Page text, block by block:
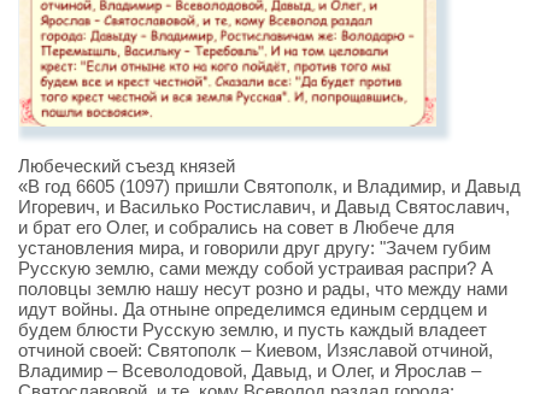
Любеческий съезд князей
«В год 6605 (1097) пришли Святополк, и Владимир, и Давыд
Игоревич, и Василько Ростиславич, и Давыд Святославич,
и брат его Олег, и собрались на совет в Любече для
установления мира, и говорили друг другу: "Зачем губим
Русскую землю, сами между собой устраивая распри? А
половцы землю нашу несут розно и рады, что между нами
идут войны. Да отныне определимся единым сердцем и
будем блюсти Русскую землю, и пусть каждый владеет
отчиной своей: Святополк – Киевом, Изяславой отчиной,
Владимир – Всеволодовой, Давыд, и Олег, и Ярослав –